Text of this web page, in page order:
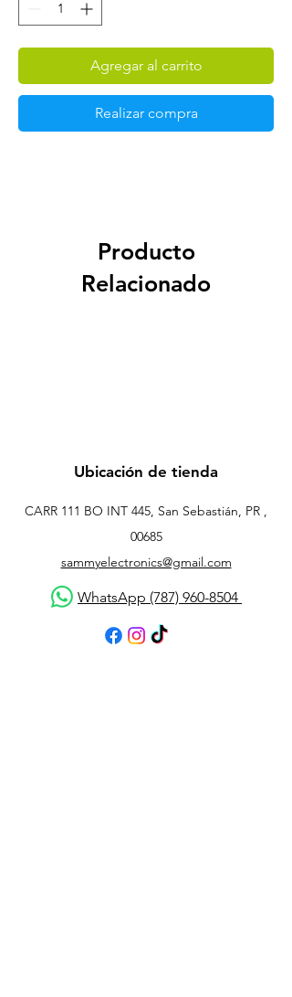
Agregar al carrito
Realizar compra
Producto
Relacionado
Ubicación de tienda
CARR 111 BO INT 445, San Sebastián, PR ,
00685
sammyelectronics@gmail.com
WhatsApp (787) 960-8504